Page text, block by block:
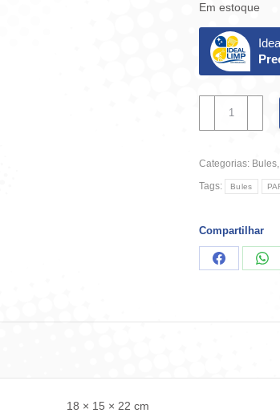
Em estoque
Térmico
Ratan
-
750ml
Categorias: Bules,
Tags:
Bules
Compartilhar
18 × 15 × 22 cm